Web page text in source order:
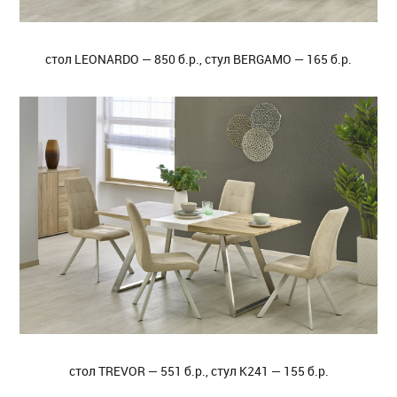
стол LEONARDO — 850 б.р., стул BERGAMO — 165 б.р.
стол TREVOR — 551 б.р., стул K241 — 155 б.р.